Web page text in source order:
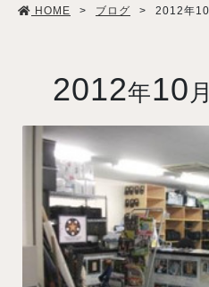
学生生活
就職・デビュー
入試案内
学校情報
HOME > ブログ > 2012年
2012年10 月